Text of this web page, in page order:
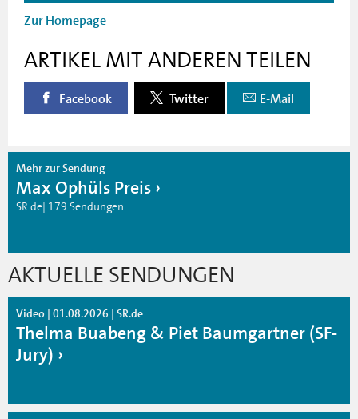
Zur Homepage
ARTIKEL MIT ANDEREN TEILEN
Facebook Twitter E-Mail
Mehr zur Sendung
Max Ophüls Preis
SR.de| 179 Sendungen
AKTUELLE SENDUNGEN
Video | 01.08.2026 | SR.de
Thelma Buabeng & Piet Baumgartner (SF-
Jury)